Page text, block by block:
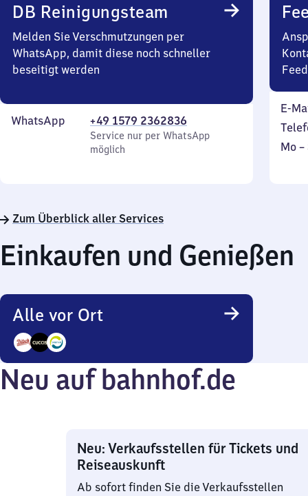
DB Reinigungsteam
Melden Sie Verschmutzungen per
WhatsApp, damit diese noch schneller
beseitigt werden
WhatsApp +49 1579 2362836
Service nur per WhatsApp
möglich
E-
Mo –
Zum Überblick aller Services
Einkaufen und Genießen
Alle vor Ort
3
Angebote
Neu auf bahnhof.de
Neu: Verkaufsstellen für Tickets und
Reiseauskunft
Ab sofort finden Sie die Verkaufsstellen